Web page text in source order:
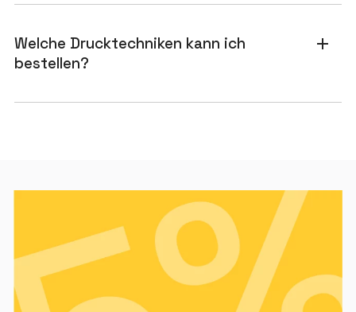
Welche Drucktechniken kann ich
bestellen?
add